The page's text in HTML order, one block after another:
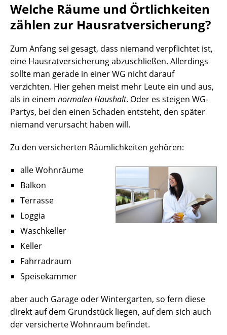
Welche Räume und Örtlichkeiten
zählen zur Hausratversicherung?
Zum Anfang sei gesagt, dass niemand verpflichtet ist,
eine Hausratversicherung abzuschließen. Allerdings
sollte man gerade in einer WG nicht darauf
verzichten. Hier gehen meist mehr Leute ein und aus,
als in einem normalen Haushalt. Oder es steigen WG-
Partys, bei den einen Schaden entsteht, den später
niemand verursacht haben will.
Zu den versicherten Räumlichkeiten gehören:
alle Wohnräume
Balkon
Terrasse
Loggia
Waschkeller
Keller
Fahrradraum
Speisekammer
aber auch Garage oder Wintergarten, so fern diese
direkt auf dem Grundstück liegen, auf dem sich auch
der versicherte Wohnraum befindet.